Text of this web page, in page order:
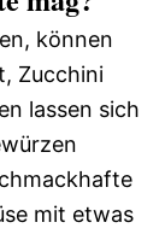
können
Zucchini
lassen sich
mit etwas